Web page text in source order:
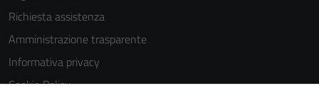
Richiesta assistenza
Amministrazione trasparente
Informativa privacy
Cookie Policy